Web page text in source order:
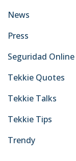
News
Press
Seguridad Online
Tekkie Quotes
Tekkie Talks
Tekkie Tips
Trendy